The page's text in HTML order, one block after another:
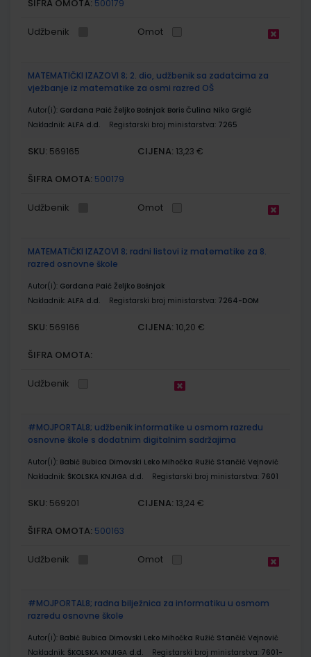
ŠIFRA OMOTA: 500179
Udžbenik Omot
MATEMATIČKI IZAZOVI 8; 2. dio, udžbenik sa zadatcima za
vježbanje iz matematike za osmi razred OŠ
Autor(i): Gordana Paić Željko Bošnjak Boris Čulina Niko Grgić
Nakladnik: ALFA d.d. Registarski broj ministarstva: 7265
SKU: 569165 CIJENA: 13,23 €
ŠIFRA OMOTA: 500179
Udžbenik Omot
MATEMATIČKI IZAZOVI 8; radni listovi iz matematike za 8.
razred osnovne škole
Autor(i): Gordana Paić Željko Bošnjak
Nakladnik: ALFA d.d. Registarski broj ministarstva: 7264-DOM
SKU: 569166 CIJENA: 10,20 €
ŠIFRA OMOTA:
Udžbenik
#MOJPORTAL8; udžbenik informatike u osmom razredu
osnovne škole s dodatnim digitalnim sadržajima
Autor(i): Babić Bubica Dimovski Leko Mihočka Ružić Stančić Vejnović
Nakladnik: ŠKOLSKA KNJIGA d.d. Registarski broj ministarstva: 7601
SKU: 569201 CIJENA: 13,24 €
ŠIFRA OMOTA: 500163
Udžbenik Omot
#MOJPORTAL8; radna bilježnica za informatiku u osmom
razredu osnovne škole
Autor(i): Babić Bubica Dimovski Leko Mihočka Ružić Stančić Vejnović
Nakladnik: ŠKOLSKA KNJIGA d.d. Registarski broj ministarstva: 7601-